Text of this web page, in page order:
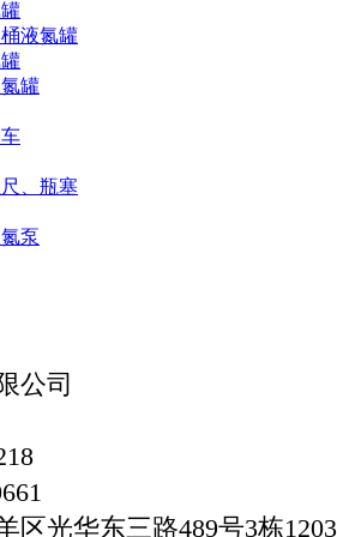
液氮罐
罐
、瓶塞
泵
公司
区光华东三路489号3栋